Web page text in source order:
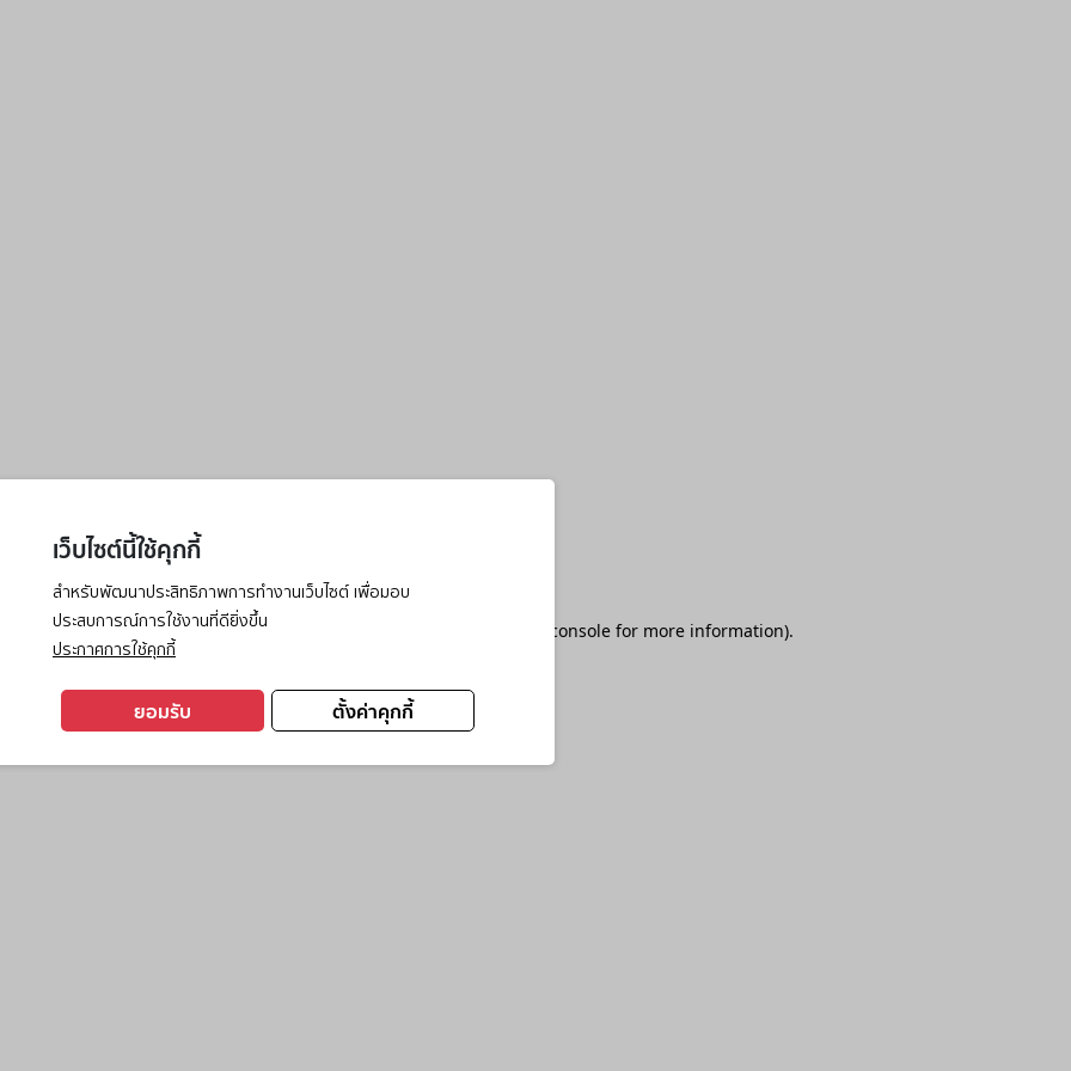
เว็บไซต์นี้ใช้คุกกี้
สำหรับพัฒนาประสิทธิภาพการทำงานเว็บไซต์ เพื่อมอบ
ประสบการณ์การใช้งานที่ดียิ่งขึ้น
ประกาศการใช้คุกกี้
ตั้งค่าคุกกี้
ยอมรับ
has occurred while loading browser console for more information).